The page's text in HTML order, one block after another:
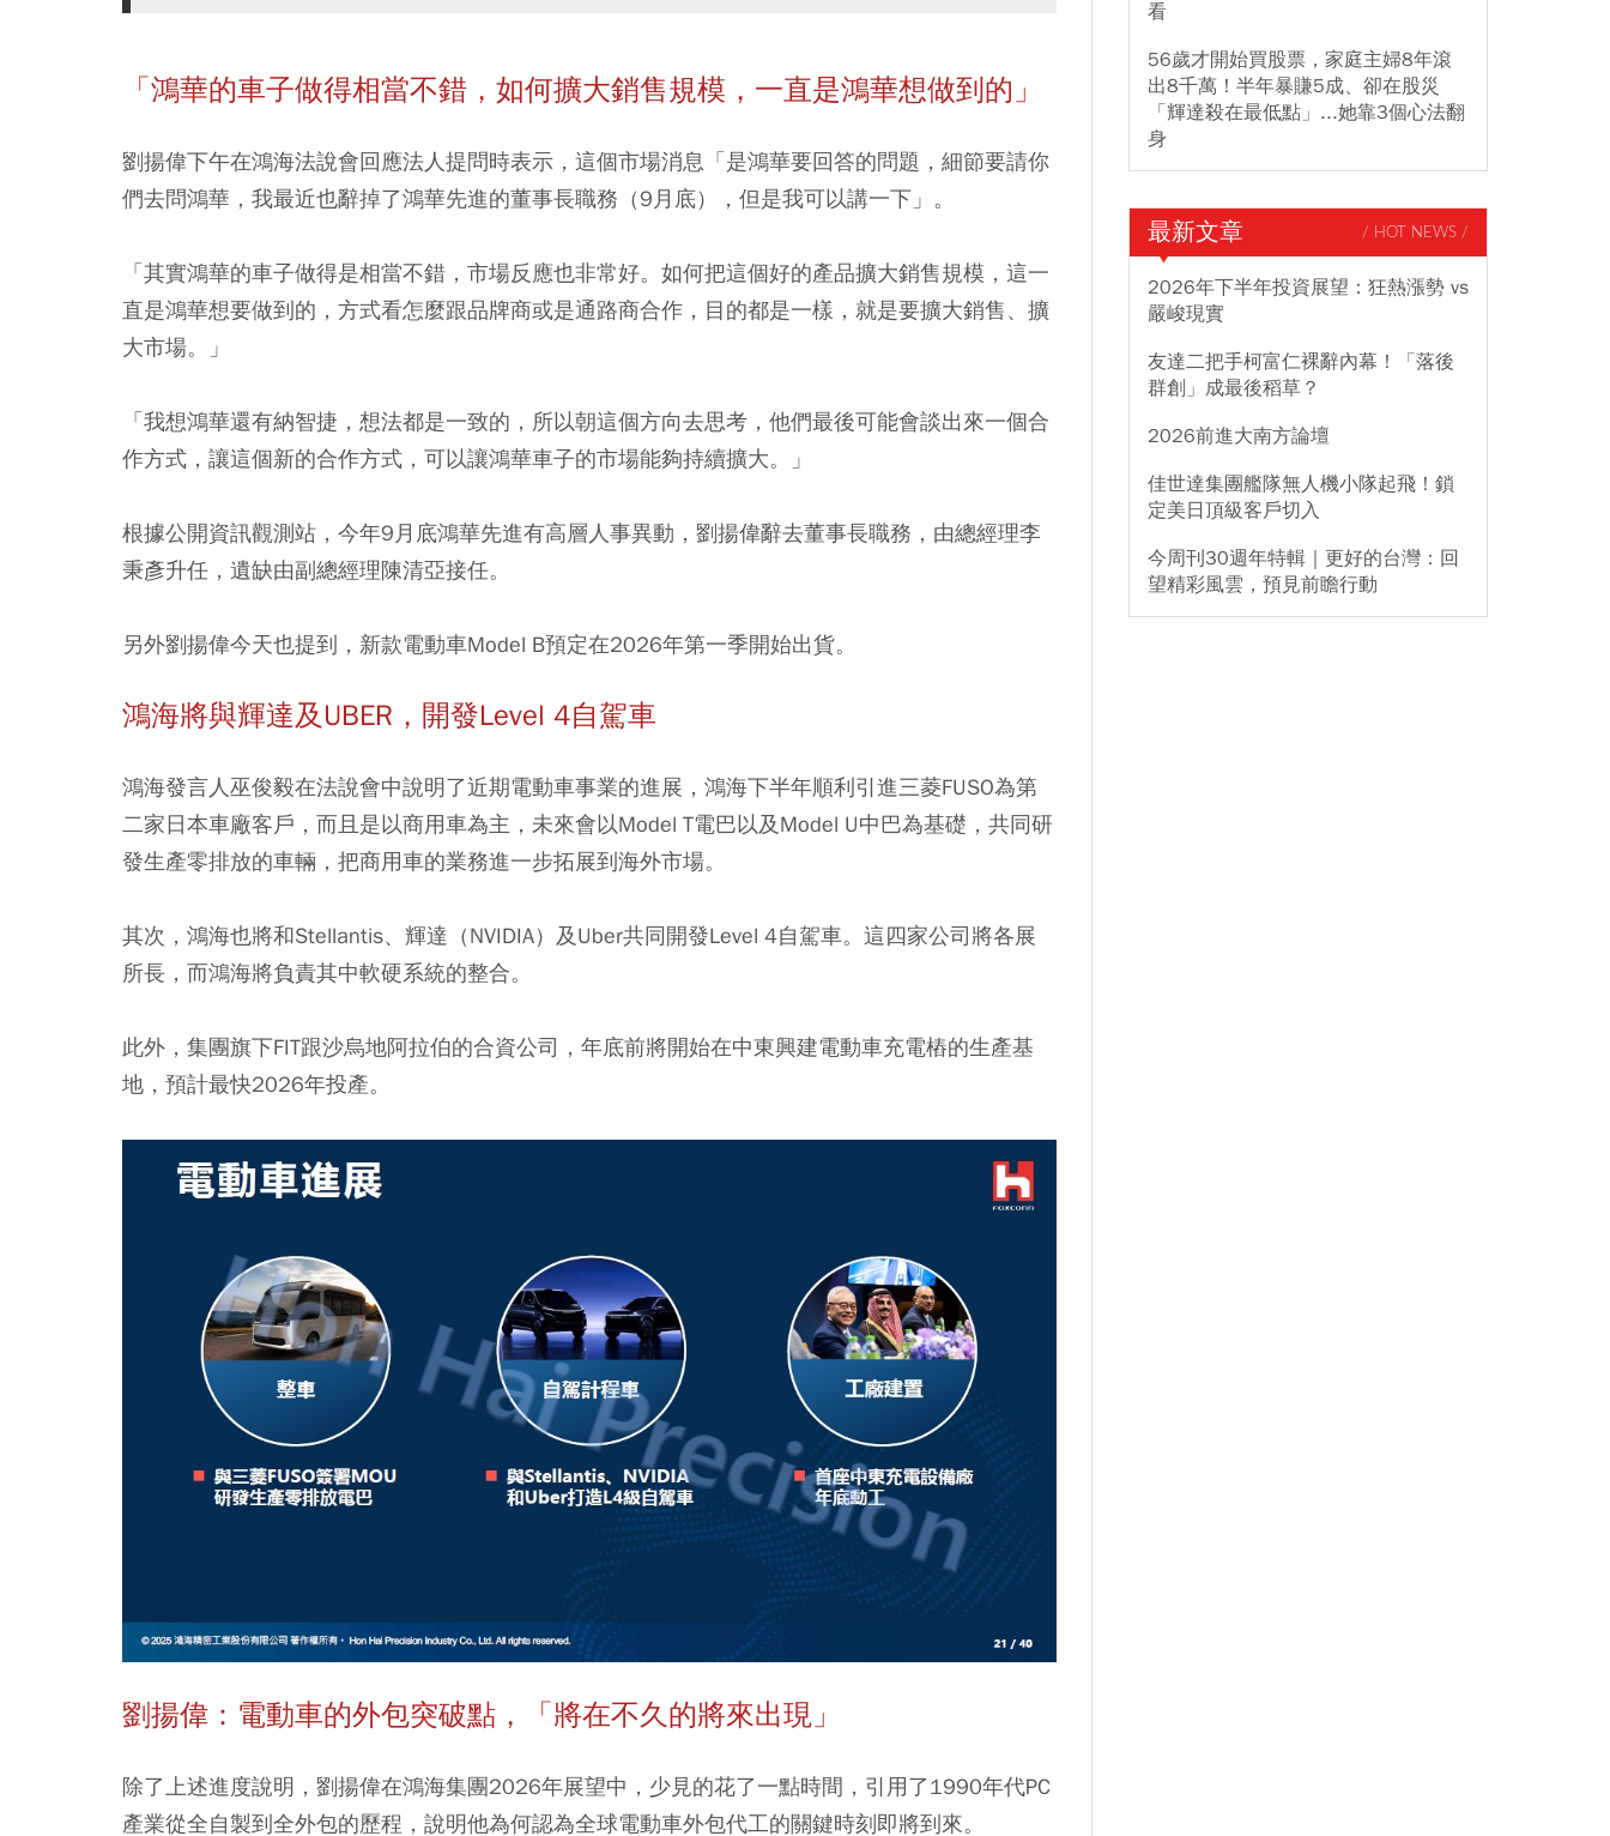
「鴻華的車子做得相當不錯，如何擴大銷售規模，一直是鴻華想做到的」
劉揚偉下午在鴻海法說會回應法人提問時表示，這個市場消息「是鴻華要回答的問題，細節要請你
們去問鴻華，我最近也辭掉了鴻華先進的董事長職務（9月底），但是我可以講一下」。
「其實鴻華的車子做得是相當不錯，市場反應也非常好。如何把這個好的產品擴大銷售規模，這一
直是鴻華想要做到的，方式看怎麼跟品牌商或是通路商合作，目的都是一樣，就是要擴大銷售、擴
大市場。」
「我想鴻華還有納智捷，想法都是一致的，所以朝這個方向去思考，他們最後可能會談出來一個合
作方式，讓這個新的合作方式，可以讓鴻華車子的市場能夠持續擴大。」
根據公開資訊觀測站，今年9月底鴻華先進有高層人事異動，劉揚偉辭去董事長職務，由總經理李
秉彥升任，遺缺由副總經理陳清亞接任。
另外劉揚偉今天也提到，新款電動車Model B預定在2026年第一季開始出貨。
鴻海將與輝達及UBER，開發Level 4自駕車
鴻海發言人巫俊毅在法說會中說明了近期電動車事業的進展，鴻海下半年順利引進三菱FUSO為第
二家日本車廠客戶，而且是以商用車為主，未來會以Model T電巴以及Model U中巴為基礎，共同研
發生產零排放的車輛，把商用車的業務進一步拓展到海外市場。
其次，鴻海也將和Stellantis、輝達（NVIDIA）及Uber共同開發Level 4自駕車。這四家公司將各展
所長，而鴻海將負責其中軟硬系統的整合。
此外，集團旗下FIT跟沙烏地阿拉伯的合資公司，年底前將開始在中東興建電動車充電樁的生產基
地，預計最快2026年投產。
劉揚偉：電動車的外包突破點，「將在不久的將來出現」
除了上述進度說明，劉揚偉在鴻海集團2026年展望中，少見的花了一點時間，引用了1990年代PC
產業從全自製到全外包的歷程，說明他為何認為全球電動車外包代工的關鍵時刻即將到來。
看
56歲才開始買股票，家庭主婦8年滾
出8千萬！半年暴賺5成、卻在股災
「輝達殺在最低點」...她靠3個心法翻
身
最新文章 / HOT NEWS /
2026年下半年投資展望：狂熱漲勢 vs
嚴峻現實
友達二把手柯富仁裸辭內幕！「落後
群創」成最後稻草？
2026前進大南方論壇
佳世達集團艦隊無人機小隊起飛！鎖
定美日頂級客戶切入
今周刊30週年特輯｜更好的台灣：回
望精彩風雲，預見前瞻行動